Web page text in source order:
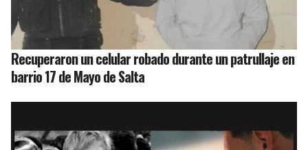
Recuperaron un celular robado durante un patrullaje en
barrio 17 de Mayo de Salta